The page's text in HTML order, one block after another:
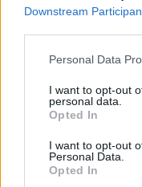
Downstream
Please note that this
not limited to your
grant or deny consent
use your data for
consent section.
Personal Data
I want to opt-out
personal data.
Opted In
I want to opt-out
Personal Data.
Opted In